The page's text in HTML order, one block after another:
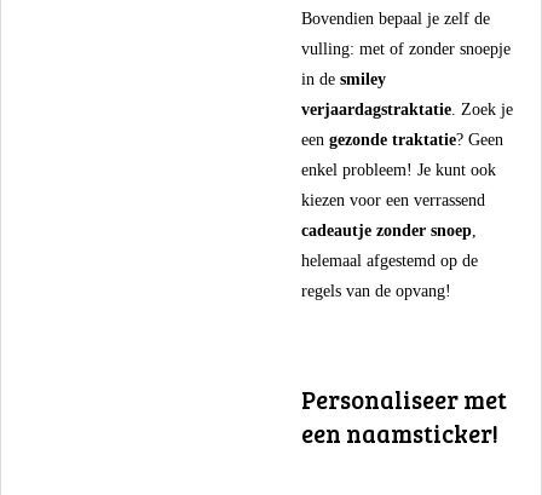
​Bovendien bepaal je zelf de
vulling: met of zonder snoepje
in de smiley
verjaardagstraktatie . Zoek je
een gezonde traktatie? Geen
enkel probleem! Je kunt ook
kiezen voor een verrassend
cadeautje zonder snoep
helemaal afgestemd op de
regels van de opvang!
​Personaliseer met
een naamsticker!